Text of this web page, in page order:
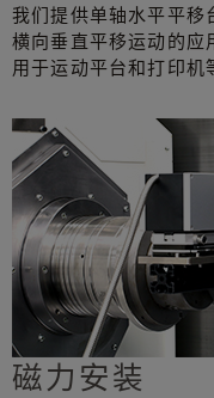
我们提供单轴水平平移
横向垂直平移运动的应
用于运动平台和打印机
磁力安装